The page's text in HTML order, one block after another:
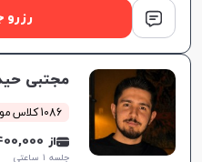
رزرو
مجتبی
1086 کلاس موفق
از 400,000 تومان
جلسه ۱ ساعتی